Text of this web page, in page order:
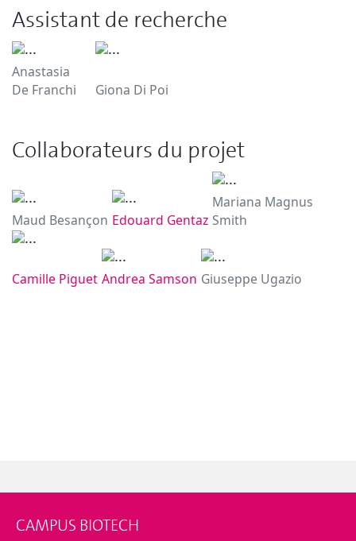
Assistant de recherche
Anastasia
De Franchi
Giona Di Poi
Collaborateurs du projet
Maud Besançon Edouard Gentaz
Mariana Magnus
Smith
Camille Piguet Andrea Samson Giuseppe Ugazio
CAMPUS BIOTECH